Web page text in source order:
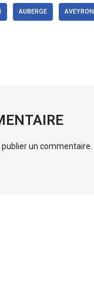
AUBERGE AVEYRON
un commentaire.